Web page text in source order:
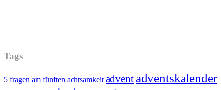
Tags
5 fragen am fünften achtsamkeit advent adventskalender